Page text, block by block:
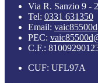
Via R. Sanzio 9 -
Tel: 0331 631350
Email:
PEC:
C.F.:
CUF: UFL97A